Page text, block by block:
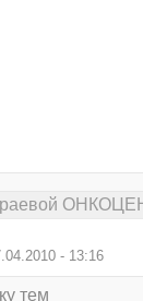
- 13:16
тем